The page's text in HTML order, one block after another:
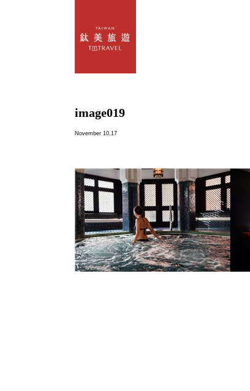
image019
November 10,17